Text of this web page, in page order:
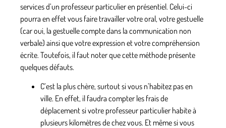
services d’un professeur particulier en présentiel. Celui-ci
pourra en effet vous faire travailler votre oral, votre gestuelle
(car oui, la gestuelle compte dans la communication non
verbale) ainsi que votre expression et votre compréhension
écrite. Toutefois, il faut noter que cette méthode présente
quelques défauts.
C’est la plus chère, surtout si vous n’habitez pas en
ville. En effet, il faudra compter les frais de
déplacement si votre professeur particulier habite à
plusieurs kilomètres de chez vous. Et même si vous